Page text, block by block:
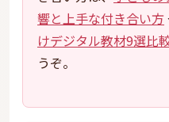
響と上手な付き合い方
けデジタル教材9選比
うぞ。